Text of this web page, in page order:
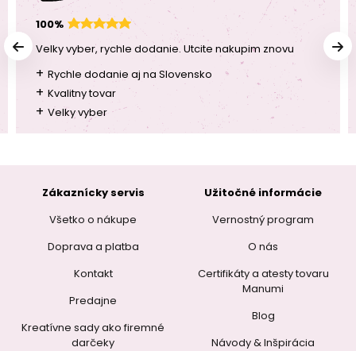
100%
Velky vyber, rychle dodanie. Utcite nakupim znovu
+ Rychle dodanie aj na Slovensko
+ Kvalitny tovar
+ Velky vyber
Zákaznícky servis
Všetko o nákupe
Doprava a platba
Kontakt
Predajne
Kreatívne sady ako firemné
darčeky
Užitočné informácie
Vernostný program
O nás
Certifikáty a atesty tovaru
Manumi
Blog
Návody & Inšpirácia